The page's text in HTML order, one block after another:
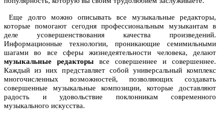
Еще долго можно описывать все музыкальные редакторы,
которые помогают сегодня профессиональным музыкантам в
деле усовершенствования качества произведений.
Информационные технологии, проникающие семимильными
шагами во все сферы жизнедеятельности человека, делают
музыкальные редакторы все совершеннее и совершеннее.
Каждый из них представляет собой универсальный комплекс
многочисленных возможностей, позволяющих создавать
совершенные музыкальные композиции, которые доставляют
радость и удовольствие поклонникам современного
музыкального искусства.